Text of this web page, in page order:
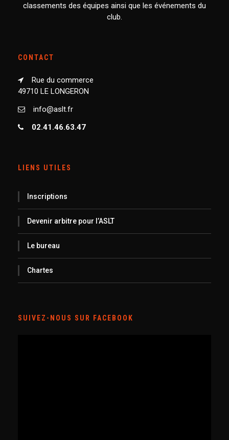
classements des équipes ainsi que les événements du
club.
CONTACT
Rue du commerce
49710 LE LONGERON
info@aslt.fr
02.41.46.63.47
LIENS UTILES
Inscriptions
Devenir arbitre pour l’ASLT
Le bureau
Chartes
SUIVEZ-NOUS SUR FACEBOOK